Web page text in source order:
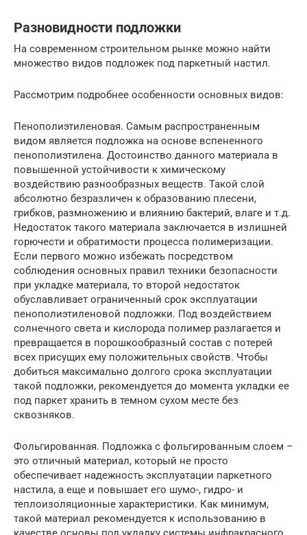
Разновидности подложки
На современном строительном рынке можно найти
множество видов подложек под паркетный настил.
Рассмотрим подробнее особенности основных видов:
Пенополиэтиленовая. Самым распространенным
видом является подложка на основе вспененного
пенополиэтилена. Достоинство данного материала в
повышенной устойчивости к химическому
воздействию разнообразных веществ. Такой слой
абсолютно безразличен к образованию плесени,
грибков, размножению и влиянию бактерий, влаге и т.д.
Недостаток такого материала заключается в излишней
горючести и обратимости процесса полимеризации.
Если первого можно избежать посредством
соблюдения основных правил техники безопасности
при укладке материала, то второй недостаток
обуславливает ограниченный срок эксплуатации
пенополиэтиленовой подложки. Под воздействием
солнечного света и кислорода полимер разлагается и
превращается в порошкообразный состав с потерей
всех присущих ему положительных свойств. Чтобы
добиться максимально долгого срока эксплуатации
такой подложки, рекомендуется до момента укладки ее
под паркет хранить в темном сухом месте без
сквозняков.
Фольгированная. Подложка с фольгированным слоем –
это отличный материал, который не просто
обеспечивает надежность эксплуатации паркетного
настила, а еще и повышает его шумо-, гидро- и
теплоизоляционные характеристики. Как минимум,
такой материал рекомендуется к использованию в